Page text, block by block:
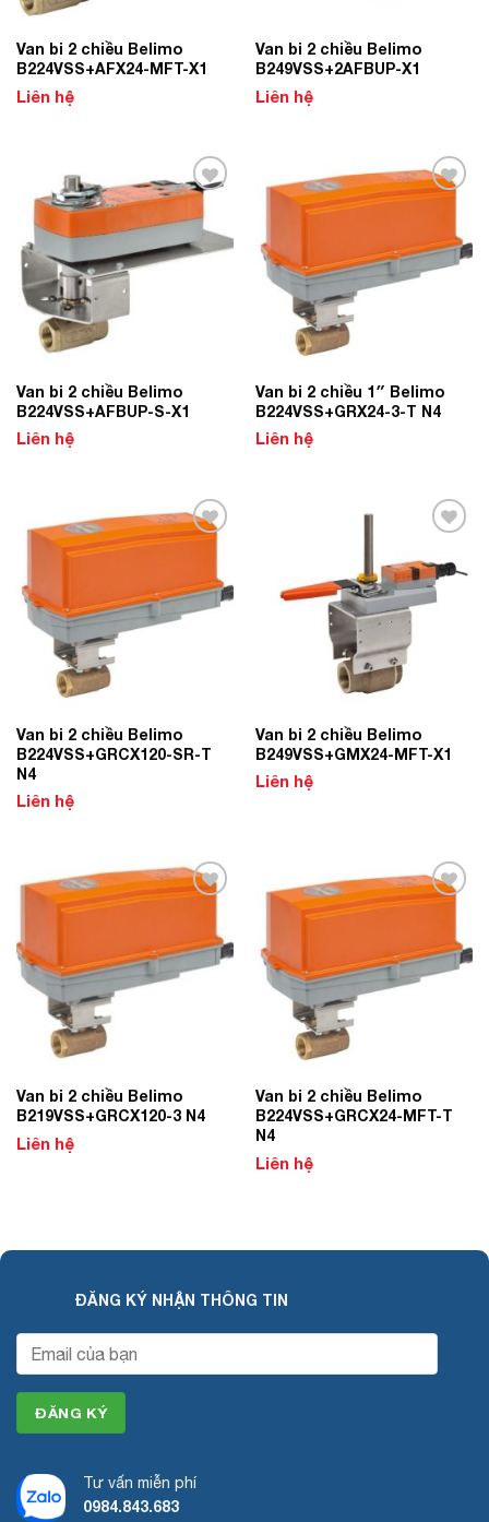
Van bi 2 chiều Belimo
B224VSS+AFX24-MFT-X1
Liên hệ
Van bi 2 chiều Belimo
B249VSS+2AFBUP-X1
Liên hệ
Wishlist
Van bi 2 chiều Belimo
B224VSS+AFBUP-S-X1
Liên hệ
Van bi 2 chiều 1″ Belimo
B224VSS+GRX24-3-T N4
Liên hệ
Van bi 2 chiều Belimo
B224VSS+GRCX120-SR-T
N4
Liên hệ
Wishlist
Van bi 2 chiều Belimo
B249VSS+GMX24-MFT-X1
Liên hệ
Van bi 2 chiều Belimo
B219VSS+GRCX120-3 N4
Liên hệ
Van bi 2 chiều Belimo
B224VSS+GRCX24-MFT-T
N4
Liên hệ
ĐĂNG KÝ NHẬN THÔNG TIN
Tư vấn miễn phí
0984.843.683